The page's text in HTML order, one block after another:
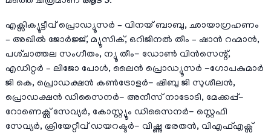
എക്സിക്യൂട്ടീവ് പ്രൊഡ്യൂസർ – വിനയ് ബാബു, ഛായാഗ്രഹണം
– അഖിൽ ജോർജ്ജ്, മ്യൂസിക്, ഒറിജിനൽ തീം – ഷാൻ റഹ്മാൻ,
പശ്‌ചാത്തല സംഗീതം, ന്യൂ തീം- ഡോൺ വിൻസെന്റ്,
എഡിറ്റർ – ലിജോ പോൾ, ലൈൻ പ്രൊഡ്യൂസർ -ഗോപകുമാർ
ജി കെ, പ്രൊഡക്ഷൻ കൺട്രോളർ- ഷിബു ജി സുശീലൻ,
പ്രൊഡക്ഷൻ ഡിസൈനർ- അനീസ് നാടോടി, മേക്കപ്പ്-
റോണെക്സ് സേവ്യർ, കോസ്റ്റ്യൂം ഡിസൈനർ- സ്റ്റെഫി
സേവ്യർ, ക്രിയേറ്റീവ് ഡയറക്ടർ- വിഷ്ണു ഭരതൻ, വിഎഫ്എക്സ്